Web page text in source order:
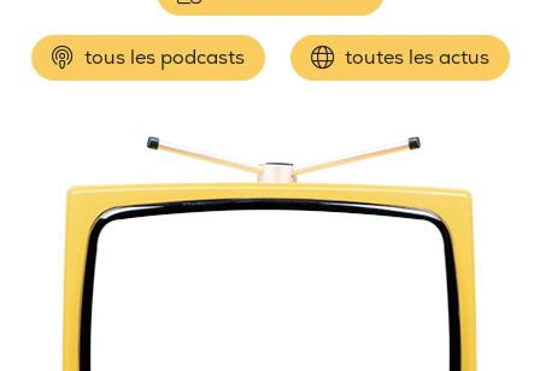
tous les podcasts toutes les actus